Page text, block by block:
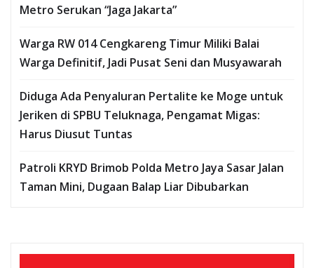
Metro Serukan “Jaga Jakarta”
Warga RW 014 Cengkareng Timur Miliki Balai
Warga Definitif, Jadi Pusat Seni dan Musyawarah
Diduga Ada Penyaluran Pertalite ke Moge untuk
Jeriken di SPBU Teluknaga, Pengamat Migas:
Harus Diusut Tuntas
Patroli KRYD Brimob Polda Metro Jaya Sasar Jalan
Taman Mini, Dugaan Balap Liar Dibubarkan